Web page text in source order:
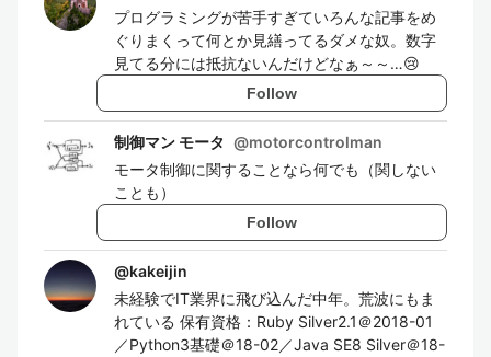
プログラミングが苦手すぎていろんな記事をめ
ぐりまくって何とか見繕ってるダメな奴。数字
見てる分には抵抗ないんだけどなぁ～～…😢
Follow
制御マン モータ @motorcontrolman
モータ制御に関することなら何でも（関しない
ことも）
Follow
@kakeijin
未経験でIT業界に飛び込んだ中年。荒波にもま
れている 保有資格：Ruby Silver2.1＠2018-01
／Python3基礎＠18-02／Java SE8 Silver＠18-